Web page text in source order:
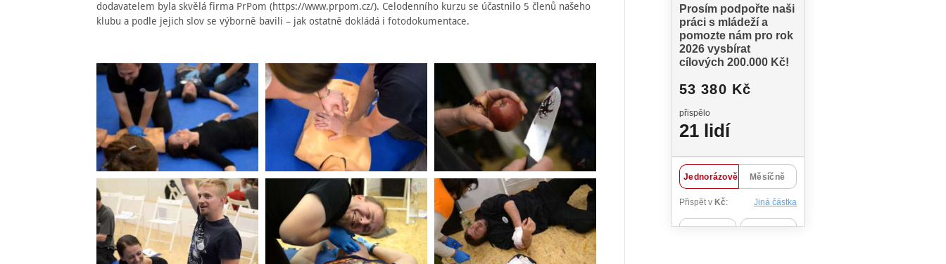
dodavatelem byla skvělá firma PrPom (https://www.prpom.cz/). Celodenního kurzu se účastnilo 5 členů našeho
klubu a podle jejich slov se výborně bavili – jak ostatně dokládá i fotodokumentace.